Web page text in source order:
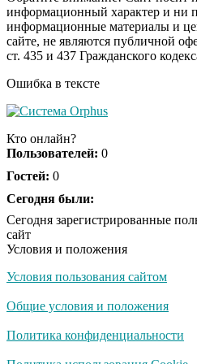
информационный характер и ни
информационные материалы и
сайте, не являются публичной
ст. 435 и 437 Гражданского
Ошибка в тексте
Кто онлайн?
Пользователей: 0
Гостей: 0
Сегодня были:
Сегодня зарегистрированные
сайт
Условия и положения
Условия пользования сайтом
Общие условия и положения
Политика конфиденциальности